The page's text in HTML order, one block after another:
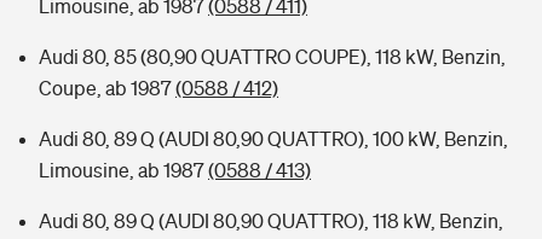
Limousine, ab 1987(0588 / 411)
Audi 80, 85 (80,90 QUATTRO COUPE), 118 kW, Benzin,
Coupe, ab 1987(0588 / 412)
Audi 80, 89 Q (AUDI 80,90 QUATTRO), 100 kW, Benzin,
Limousine, ab 1987(0588 / 413)
Audi 80, 89 Q (AUDI 80,90 QUATTRO), 118 kW, Benzin,